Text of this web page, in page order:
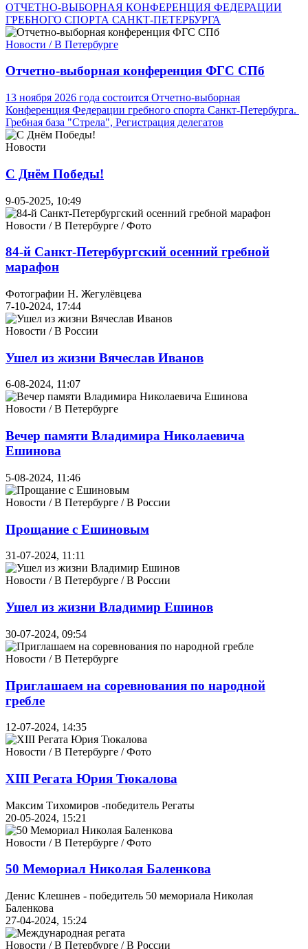
ОТЧЕТНО-ВЫБОРНАЯ КОНФЕРЕНЦИЯ ФЕДЕРАЦИИ
ГРЕБНОГО СПОРТА САНКТ-ПЕТЕРБУРГА
Новости / В Петербурге
Отчетно-выборная конференция ФГС СПб
13 ноября 2026 года состоится Отчетно-выборная
Конференция Федерации гребного спорта Санкт-Петербурга.
Гребная база "Стрела", Регистрация делегатов
Новости
С Днём Победы!
9-05-2025, 10:49
Новости / В Петербурге / Фото
84-й Санкт-Петербургский осенний гребной
марафон
Фотографии Н. Жегулёвцева
7-10-2024, 17:44
Новости / В России
Ушел из жизни Вячеслав Иванов
6-08-2024, 11:07
Новости / В Петербурге
Вечер памяти Владимира Николаевича
Ешинова
5-08-2024, 11:46
Новости / В Петербурге / В России
Прощание с Ешиновым
31-07-2024, 11:11
Новости / В Петербурге / В России
Ушел из жизни Владимир Ешинов
30-07-2024, 09:54
Новости / В Петербурге
Приглашаем на соревнования по народной
гребле
12-07-2024, 14:35
Новости / В Петербурге / Фото
XIII Регата Юрия Тюкалова
Максим Тихомиров -победитель Регаты
20-05-2024, 15:21
Новости / В Петербурге / Фото
50 Мемориал Николая Баленкова
Денис Клешнев - победитель 50 мемориала Николая
Баленкова
27-04-2024, 15:24
Новости / В Петербурге / В России